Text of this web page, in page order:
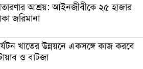
আশ্রয়: আইনজীবীকে ২৫ হাজার
জরিমানা
খাতের উন্নয়নে একসঙ্গে কাজ করবে
ও বাটজা